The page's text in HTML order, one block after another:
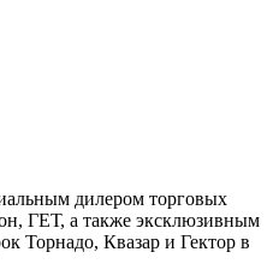
дилером торговых
ГЕТ, а также эксклюзивным
Торнадо, Квазар и Гектор в